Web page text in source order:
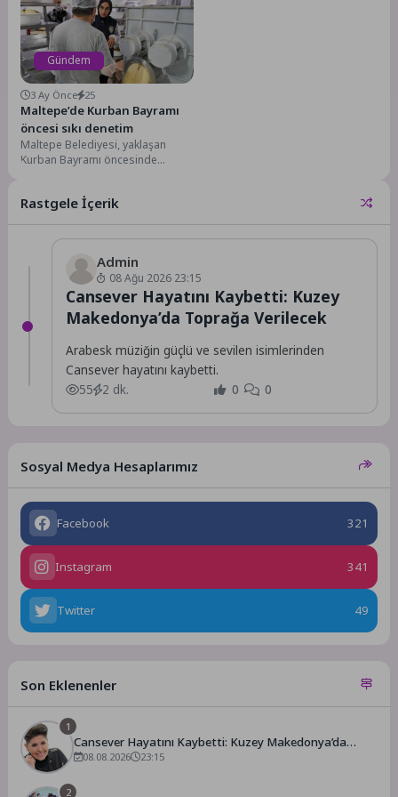
Gündem
3 Ay Önce 25
Maltepe’de Kurban Bayramı
öncesi sıkı denetim
Maltepe Belediyesi, yaklaşan
Kurban Bayramı öncesinde
ilçe...
Rastgele İçerik
Admin
08 Ağu 2026 23:15
Cansever Hayatını Kaybetti: Kuzey
Makedonya’da Toprağa Verilecek
Arabesk müziğin güçlü ve sevilen isimlerinden
Cansever hayatını kaybetti.
55
2 dk. 0 0
Sosyal Medya Hesaplarımız
Facebook 321
Instagram 341
Twitter 49
Son Eklenenler
1
Cansever Hayatını Kaybetti: Kuzey Makedonya’da
Toprağa Verilecek
08.08.2026 23:15
2